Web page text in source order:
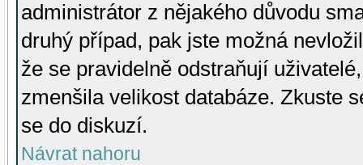
administrátor z nějakého důvodu
druhý případ, pak jste možná
že se pravidelně odstraňují
zmenšila velikost databáze. Zkuste
se do diskuzí.
Návrat nahoru